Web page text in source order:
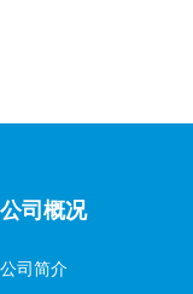
公司概况
公司简介